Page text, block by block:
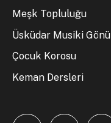
Meşk Topluluğu
Üsküdar Musiki
Çocuk Korosu
Keman Dersleri